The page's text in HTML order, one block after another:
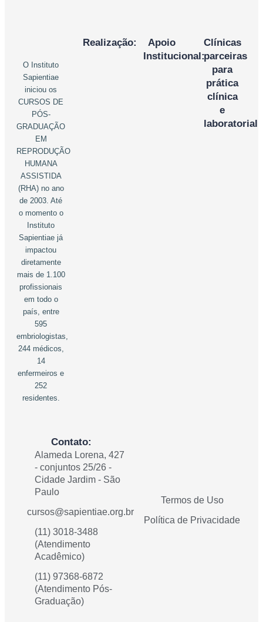
O Instituto
Sapientiae
iniciou os
CURSOS DE
PÓS-
GRADUAÇÃO
EM
REPRODUÇÃO
HUMANA
ASSISTIDA
(RHA) no ano
de 2003. Até
o momento o
Instituto
Sapientiae já
impactou
diretamente
mais de 1.100
profissionais
em todo o
país, entre
595
embriologistas,
244 médicos,
14
enfermeiros e
252
residentes.
Realização:
Apoio
Institucional:
Clínicas
parceiras
para
prática
clínica
e
laboratorial
Contato:
Alameda Lorena, 427
- conjuntos 25/26 -
Cidade Jardim - São
Paulo
cursos@sapientiae.org.br
(11) 3018-3488
(Atendimento
Acadêmico)
(11) 97368-6872
(Atendimento Pós-
Graduação)
Termos de Uso
Política de Privacidade